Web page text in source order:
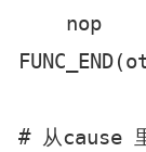
nop
# 从cause